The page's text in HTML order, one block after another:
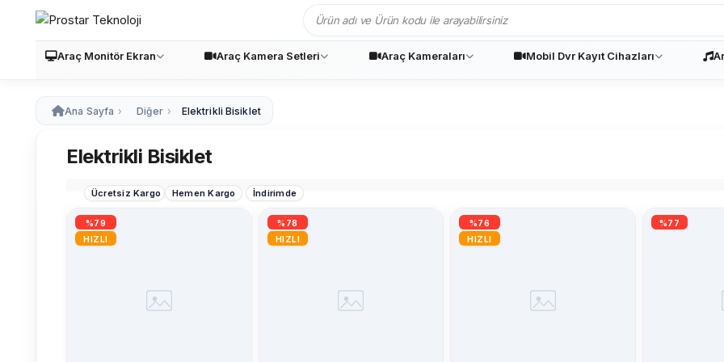
Araç Monitör Ekran Araç Kamera Setleri Araç Kameraları Mobil Dvr Kayıt Cihazları
Ana Sayfa Diğer Elektrikli Bisiklet
Elektrikli Bisiklet
Ücretsiz Kargo Hemen Kargo İndirimde
%79
HIZLI
%78
HIZLI
%76
HIZLI
%77